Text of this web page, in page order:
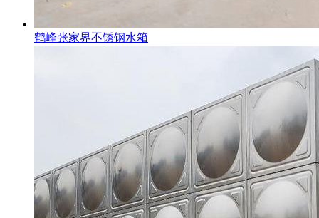
鹤峰张家界不锈钢水箱